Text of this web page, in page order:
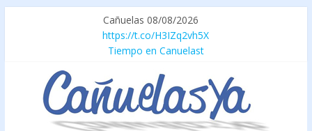
Cañuelas 08/08/2026
https://t.co/H3IZq2vh5X
Tiempo en Canuelast